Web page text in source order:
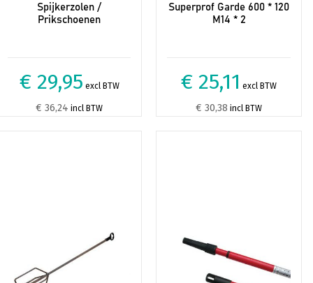
Spijkerzolen /
Prikschoenen
€ 29,95 excl BTW
€ 36,24 incl BTW
Superprof Garde 600 * 120
M14 * 2
€ 25,11 excl BTW
€ 30,38 incl BTW